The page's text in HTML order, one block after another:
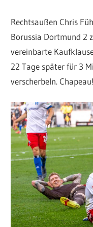
Rechtsaußen Chris
Borussia Dortmund 2
vereinbarte
22 Tage später für 3
verscherbeln. Chapeau!